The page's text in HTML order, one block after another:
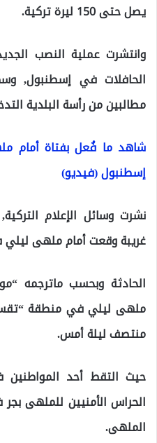
يصل حتى 150 ليرة تركية.
وانتشرت عملية النصب
الحافلات في إسطنبول,
مطالبين من رأسة البلدية
شاهد ما فُعل بفتاة أمام
إسطنبول (فيديو)
نشرت وسائل الإعلام
غريبة وقعت أمام ملهى
الحادثة وبحسب ماترجمه
ملهى ليلي في منطقة
منتصف ليلة أمس.
حيث التقط أحد
الحراس الأمنيين للملهى
الملهى.